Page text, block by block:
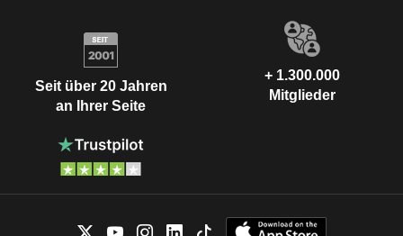
Seit über 20 Jahren
an Ihrer Seite
+ 1.300.000
Mitglieder